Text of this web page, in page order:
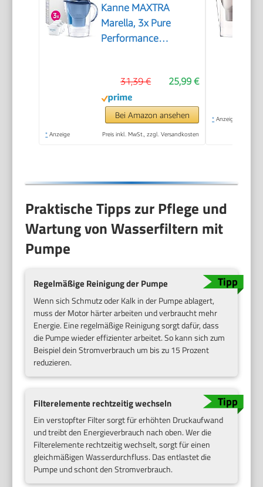
Kanne MAXTRA
Marella, 3x Pure
Performance
25,99 €
31,39 €
Bei Amazon ansehen
* Anzeige Preis inkl. MwSt., zzgl. Versandkosten
* Anzeige
Praktische Tipps zur Pflege und
Wartung von Wasserfiltern mit
Pumpe
Regelmäßige Reinigung der Pumpe
Wenn sich Schmutz oder Kalk in der Pumpe ablagert,
muss der Motor härter arbeiten und verbraucht mehr
Energie. Eine regelmäßige Reinigung sorgt dafür, dass
die Pumpe wieder effizienter arbeitet. So kann sich zum
Beispiel dein Stromverbrauch um bis zu 15 Prozent
reduzieren.
Filterelemente rechtzeitig wechseln
Ein verstopfter Filter sorgt für erhöhten Druckaufwand
und treibt den Energieverbrauch nach oben. Wer die
Filterelemente rechtzeitig wechselt, sorgt für einen
gleichmäßigen Wasserdurchfluss. Das entlastet die
Pumpe und schont den Stromverbrauch.